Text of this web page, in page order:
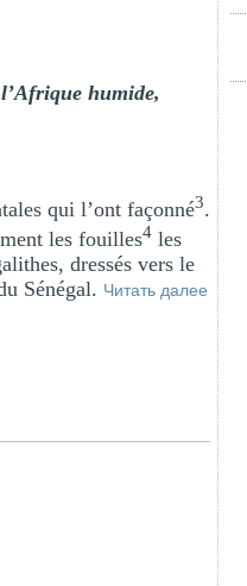
humide,
qui l’ont façonné3.
les fouilles4 les
dressés vers le
Sénégal. Читать далее